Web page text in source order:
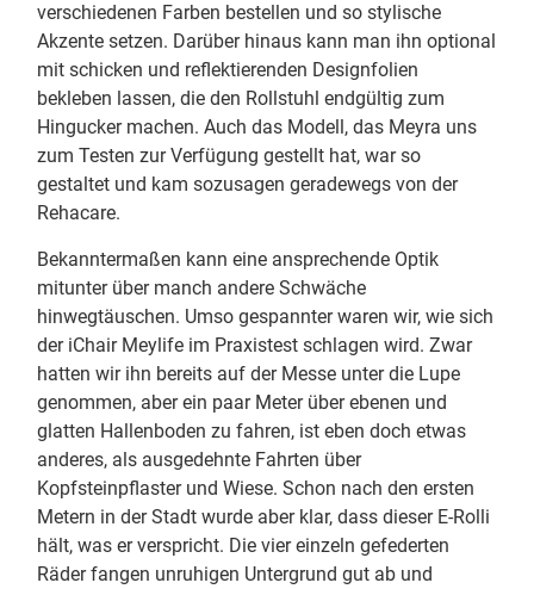
verschiedenen Farben bestellen und so stylische
Akzente setzen. Darüber hinaus kann man ihn optional
mit schicken und reflektierenden Designfolien
bekleben lassen, die den Rollstuhl endgültig zum
Hingucker machen. Auch das Modell, das Meyra uns
zum Testen zur Verfügung gestellt hat, war so
gestaltet und kam sozusagen geradewegs von der
Rehacare.
Bekanntermaßen kann eine ansprechende Optik
mitunter über manch andere Schwäche
hinwegtäuschen. Umso gespannter waren wir, wie sich
der iChair Meylife im Praxistest schlagen wird. Zwar
hatten wir ihn bereits auf der Messe unter die Lupe
genommen, aber ein paar Meter über ebenen und
glatten Hallenboden zu fahren, ist eben doch etwas
anderes, als ausgedehnte Fahrten über
Kopfsteinpflaster und Wiese. Schon nach den ersten
Metern in der Stadt wurde aber klar, dass dieser E-Rolli
hält, was er verspricht. Die vier einzeln gefederten
Räder fangen unruhigen Untergrund gut ab und